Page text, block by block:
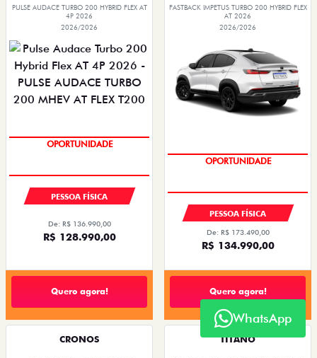
PULSE AUDACE TURBO 200 HYBRID FLEX AT
4P 2026
2026/2026
OPORTUNIDADE
PESSOA FÍSICA
De: R$ 136.990,00
R$ 128.990,00
Quero agora!
FASTBACK IMPETUS TURBO 200 HYBRID FLEX
AT 2026
2026/2026
OPORTUNIDADE
PESSOA FÍSICA
De: R$ 173.490,00
R$ 134.990,00
Quero agora!
CRONOS TITANO
WhatsApp